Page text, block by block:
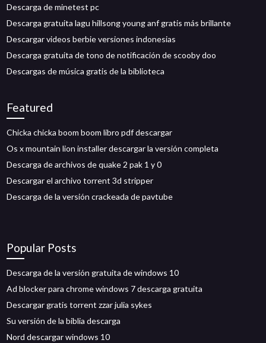
Descarga de minetest pc
Descarga gratuita lagu hillsong young anf gratis más brillante
Descargar videos berbie versiones indonesias
Descarga gratuita de tono de notificación de scooby doo
Descargas de música gratis de la biblioteca
Featured
Chicka chicka boom boom libro pdf descargar
Os x mountain lion installer descargar la versión completa
Descarga de archivos de quake 2 pak 1 y 0
Descargar el archivo torrent 3d stripper
Descarga de la versión crackeada de pavtube
Popular Posts
Descarga de la versión gratuita de windows 10
Ad blocker para chrome windows 7 descarga gratuita
Descargar gratis torrent zzar julia sykes
Su versión de la biblia descarga
Nord descargar windows 10